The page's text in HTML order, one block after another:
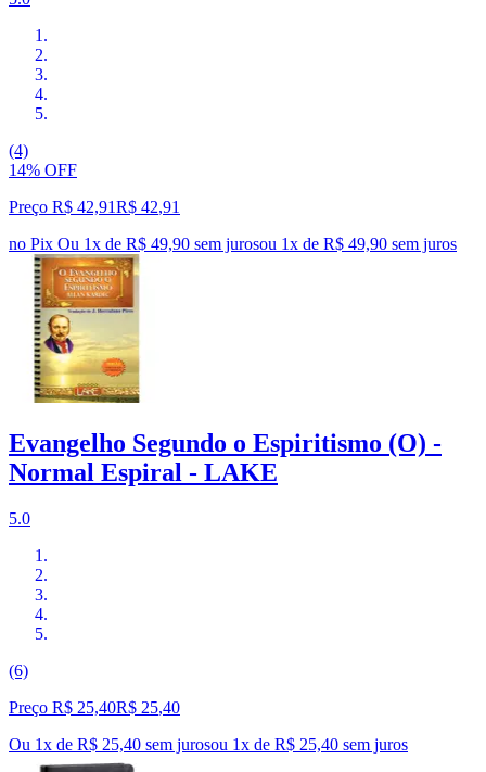
(4)
14% OFF
Preço R$ 42,91R$ 42,91
no Pix Ou 1x de R$ 49,90 sem jurosou 1x de R$ 49,90 sem juros
Evangelho Segundo o Espiritismo (O) -
Normal Espiral - LAKE
5.0
(6)
Preço R$ 25,40R$ 25,40
Ou 1x de R$ 25,40 sem jurosou 1x de R$ 25,40 sem juros